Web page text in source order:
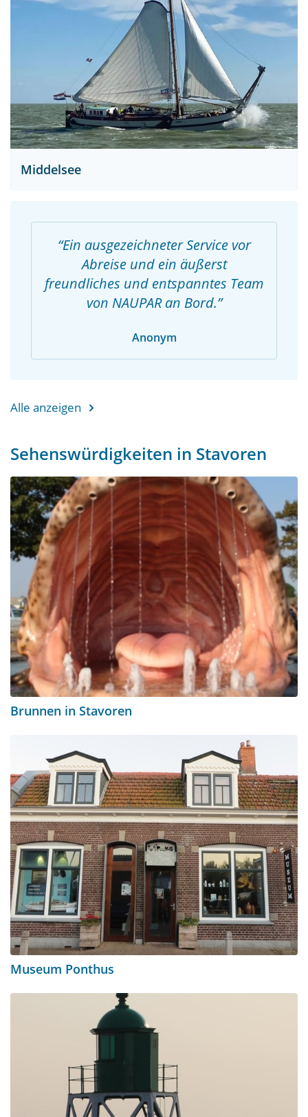
Middelsee
Ein ausgezeichneter Service vor
Abreise und ein äußerst
freundliches und entspanntes Team
von NAUPAR an Bord.
Anonym
Alle anzeigen
Sehenswürdigkeiten in Stavoren
Brunnen in Stavoren
Museum Ponthus